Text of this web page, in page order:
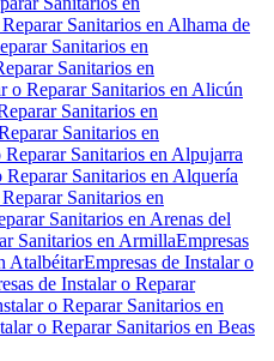
Sanitarios en Alhama de
Sanitarios en
Sanitarios en
o Reparar Sanitarios en Alicún
Sanitarios en
Sanitarios en
Reparar Sanitarios en Alpujarra
Reparar Sanitarios en Alquería
Sanitarios en
Sanitarios en Arenas del
Sanitarios en ArmillaEmpresas
AtalbéitarEmpresas de Instalar o
de Instalar o Reparar
o Reparar Sanitarios en
o Reparar Sanitarios en Beas